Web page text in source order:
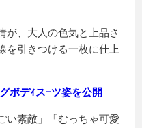
が、大人の色気と上品さ
を引きつける一枚に仕上
ボデｨスｰツ姿を公開
い素敵」「むっちゃ可愛